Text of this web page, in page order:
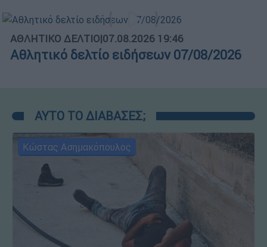
ΑΘΛΗΤΙΚΟ ΔΕΛΤΙΟ|07.08.2026 19:46
Αθλητικό δελτίο ειδήσεων 07/08/2026
ΑΥΤΟ ΤΟ ΔΙΑΒΑΣΕΣ;
Κώστας Ασημακόπουλος